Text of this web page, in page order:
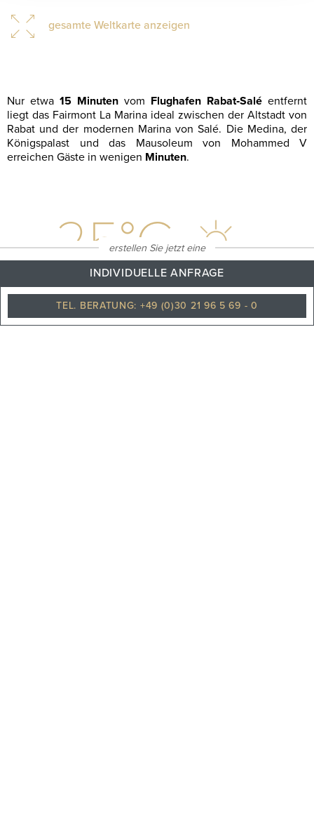
erstellen Sie jetzt eine
INDIVIDUELLE ANFRAGE
TEL. BERATUNG: +49 (0)30 21 96 5 69 - 0
gesamte Weltkarte anzeigen
Nur etwa 15 Minuten vom Flughafen Rabat‑Salé entfernt
liegt das Fairmont La Marina ideal zwischen der Altstadt von
Rabat und der modernen Marina von Salé. Die Medina, der
Königspalast und das Mausoleum von Mohammed V
erreichen Gäste in wenigen Minuten.
25°C
Klarer himmel